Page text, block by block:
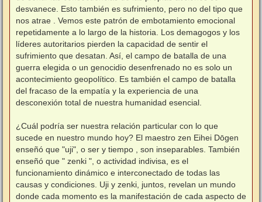
desvanece. Esto también es sufrimiento, pero no del tipo que
nos atrae . Vemos este patrón de embotamiento emocional
repetidamente a lo largo de la historia. Los demagogos y los
líderes autoritarios pierden la capacidad de sentir el
sufrimiento que desatan. Así, el campo de batalla de una
guerra elegida o un genocidio desenfrenado no es solo un
acontecimiento geopolítico. Es también el campo de batalla
del fracaso de la empatía y la experiencia de una
desconexión total de nuestra humanidad esencial.
¿Cuál podría ser nuestra relación particular con lo que
sucede en nuestro mundo hoy? El maestro zen Eihei Dōgen
enseñó que "uji", o ser y tiempo , son inseparables. También
enseñó que " zenki ", o actividad indivisa, es el
funcionamiento dinámico e interconectado de todas las
causas y condiciones. Uji y zenki, juntos, revelan un mundo
donde cada momento es la manifestación de cada aspecto de